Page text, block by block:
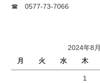
☎ 0577-73-7066
2024年8月
月
火 水 木
1